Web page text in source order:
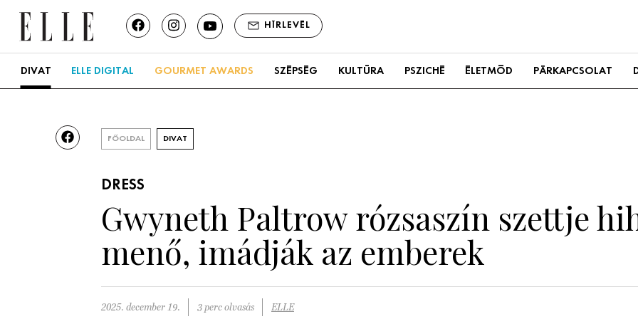
HÍRLEVÉL
DIVAT ELLE DIGITAL GOURMET AWARDS SZÉPSÉG KULTÚRA PSZICHÉ ÉLETMÓD PÁRKAPCSOLAT
FŐOLDAL DIVAT
DRESS
Gwyneth Paltrow rózsaszín szettje
menő, imádják az emberek
2025. december 19. 3 perc olvasás ELLE